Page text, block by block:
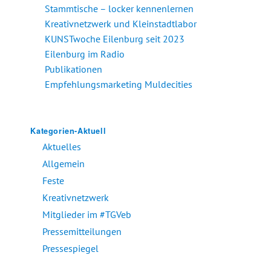
Stammtische – locker kennenlernen
Kreativnetzwerk und Kleinstadtlabor
KUNSTwoche Eilenburg seit 2023
Eilenburg im Radio
Publikationen
Empfehlungsmarketing Muldecities
Kategorien-Aktuell
Aktuelles
Allgemein
Feste
Kreativnetzwerk
Mitglieder im #TGVeb
Pressemitteilungen
Pressespiegel